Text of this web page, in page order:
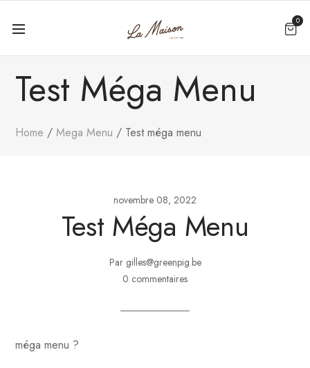
0
Test Méga Menu
Home Mega Menu Test méga menu
novembre 08, 2022
Test Méga Menu
Par gilles@greenpig.be
0 commentaires
méga menu ?